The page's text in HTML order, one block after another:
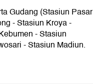
Gudang (Stasiun Pasar
- Stasiun Kroya -
- Stasiun
- Stasiun Madiun.